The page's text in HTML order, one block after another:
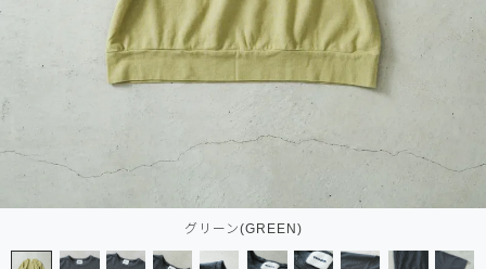
グリーン(GREEN)